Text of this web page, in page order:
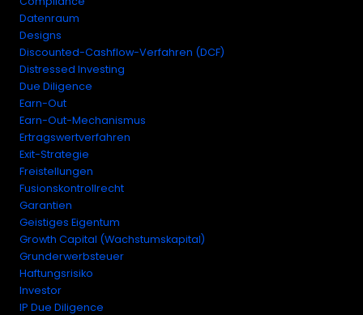
Datenraum
Designs
Discounted-Cashflow-Verfahren (DCF)
Distressed Investing
Due Diligence
Earn-Out
Earn-Out-Mechanismus
Ertragswertverfahren
Exit-Strategie
Freistellungen
Fusionskontrollrecht
Garantien
Geistiges Eigentum
Growth Capital (Wachstumskapital)
Grunderwerbsteuer
Haftungsrisiko
Investor
IP Due Diligence